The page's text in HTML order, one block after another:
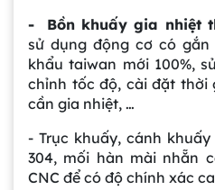
- Bồn khuấy gia nhiệt
sử dụng động cơ có
khẩu taiwan mới 100%,
chỉnh tốc độ, cài đặt thời
cần gia nhiệt, …
- Trục khuấy, cánh
304, mối hàn mài nhẵn
CNC để có độ chính xác